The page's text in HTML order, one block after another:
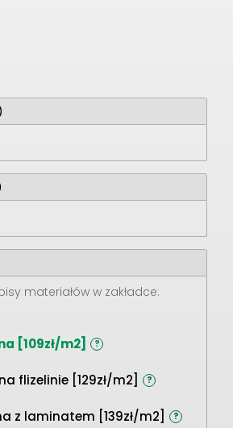
materiałów w zakładce:
[109zł/m2] ?
flizelinie [129zł/m2] ?
z laminatem [139zł/m2] ?